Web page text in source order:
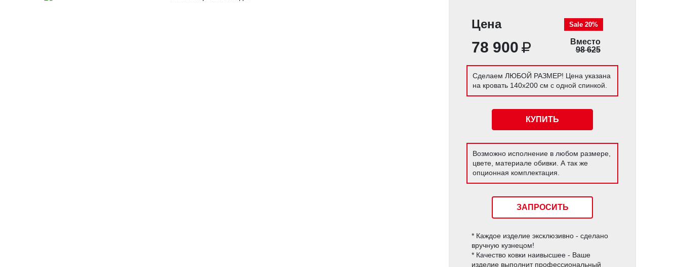
Цена
78 900
Sale 20%
Вместо
98 625
Сделаем ЛЮБОЙ РАЗМЕР! Цена указана
на кровать 140х200 см с одной спинкой.
КУПИТЬ
Возможно исполнение в любом размере,
цвете, материале обивки. А так же
опционная комплектация.
ЗАПРОСИТЬ
* Каждое изделие эксклюзивно - сделано
вручную кузнецом!
* Качество ковки наивысшее - Ваше
изделие выполнит профессиональный